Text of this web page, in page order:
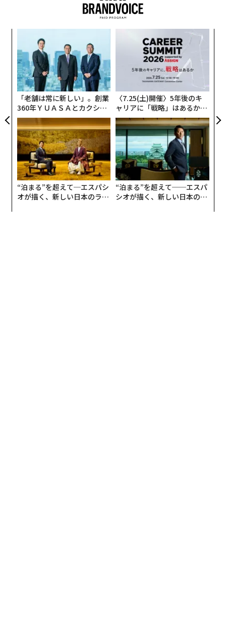
「老舗は常に新しい」。創業
360年ＹＵＡＳＡとカクシン
CEO田尻望が語る、AIを超え
る人の価値
〈7.25(土)開催〉5年後のキ
ャリアに「戦略」はあるか。
トップエグゼクティブのキャ
リアに触れる1日│CAREER S
UMMIT 2026
“泊まる”を超えて─エスパシ
オが描く、新しい日本のラグ
“泊まる”を超えて──エスパ
シオが描く、新しい日本のラ